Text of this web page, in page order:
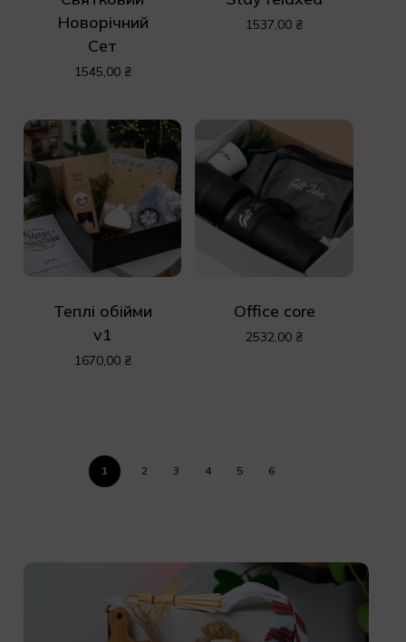
Новорічний
Сет
1545,00 ₴
1537,00 ₴
Теплі обійми
v1
1670,00 ₴
Office core
2532,00 ₴
1 2 3 4 5 6